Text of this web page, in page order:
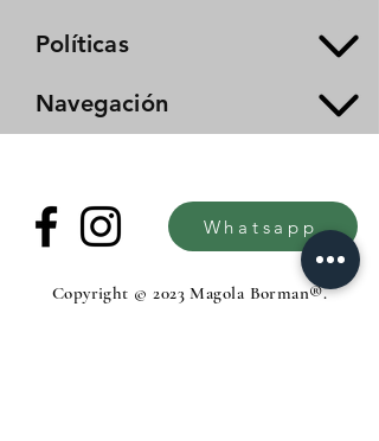
Políticas
Navegación
Whatsapp
Copyright © 2023 Magola Borman®.